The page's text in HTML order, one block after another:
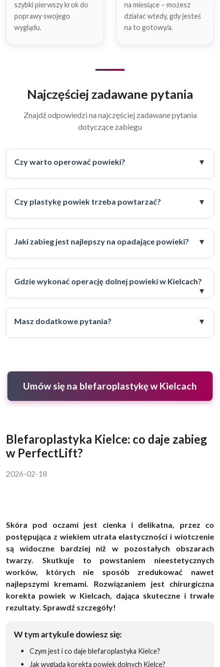
szybki pierwszy krok do
poprawy swojego
wyglądu.
na miesiące – możesz
działać wtedy, gdy jesteś
na to gotowy/a.
Najczęściej zadawane pytania
Znajdź odpowiedzi na najczęściej zadawane pytania
dotyczące zabiegu
Czy warto operować powieki?
Czy plastykę powiek trzeba powtarzać?
Jaki zabieg jest najlepszy na opadające powieki?
Gdzie wykonać operację dolnej powieki w Kielcach?
Masz dodatkowe pytania?
Umów się na blefaroplastykę w Kielcach
Blefaroplastyka Kielce: co daje zabieg
w PerfectLift?
2026-02-18
Skóra pod oczami jest cienka i delikatna, przez co
postępująca z wiekiem utrata elastyczności i wiotczenie
są widoczne bardziej niż w pozostałych obszarach
twarzy. Skutkuje to powstaniem nieestetycznych
worków, których nie sposób zredukować nawet
najlepszymi kremami. Rozwiązaniem jest chirurgiczna
korekta powiek w Kielcach, dająca skuteczne i trwałe
rezultaty. Sprawdź szczegóły!
W tym artykule dowiesz się:
Czym jest i co daje blefaroplastyka Kielce?
Jak wygląda korekta powiek dolnych Kielce?